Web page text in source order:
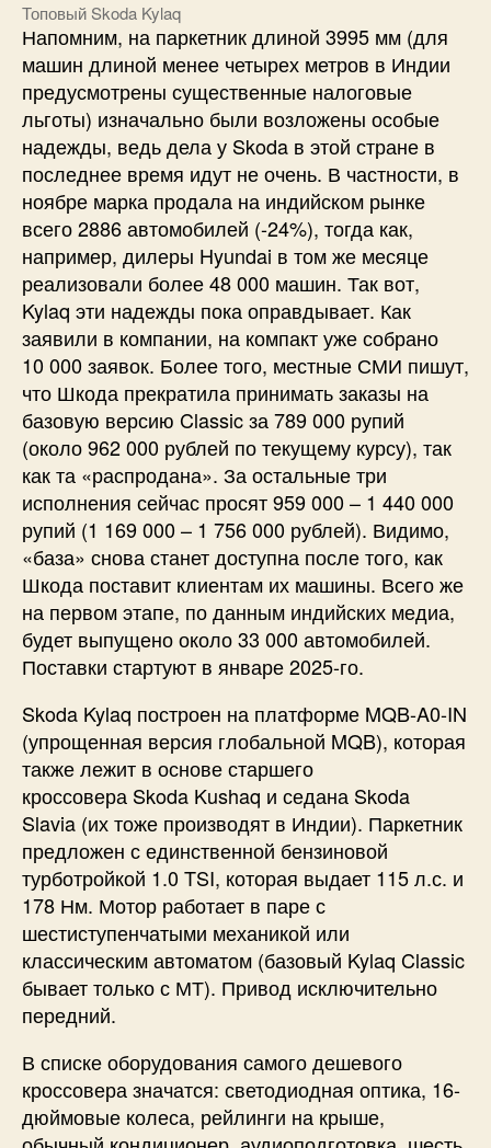
Топовый Skoda Kylaq
Напомним, на паркетник длиной 3995 мм (для
машин длиной менее четырех метров в Индии
предусмотрены существенные налоговые
льготы) изначально были возложены особые
надежды, ведь дела у Skoda в этой стране в
последнее время идут не очень. В частности, в
ноябре марка продала на индийском рынке
всего 2886 автомобилей (-24%), тогда как,
например, дилеры Hyundai в том же месяце
реализовали более 48 000 машин. Так вот,
Kylaq эти надежды пока оправдывает. Как
заявили в компании, на компакт уже собрано
10 000 заявок. Более того, местные СМИ пишут,
что Шкода прекратила принимать заказы на
базовую версию Classic за 789 000 рупий
(около 962 000 рублей по текущему курсу), так
как та «распродана». За остальные три
исполнения сейчас просят 959 000 – 1 440 000
рупий (1 169 000 – 1 756 000 рублей). Видимо,
«база» снова станет доступна после того, как
Шкода поставит клиентам их машины. Всего же
на первом этапе, по данным индийских медиа,
будет выпущено около 33 000 автомобилей.
Поставки стартуют в январе 2025-го.
Skoda Kylaq построен на платформе MQB-A0-IN
(упрощенная версия глобальной MQB), которая
также лежит в основе старшего
кроссовера Skoda Kushaq и седана Skoda
Slavia (их тоже производят в Индии). Паркетник
предложен с единственной бензиновой
турботройкой 1.0 TSI, которая выдает 115 л.с. и
178 Нм. Мотор работает в паре с
шестиступенчатыми механикой или
классическим автоматом (базовый Kylaq Classic
бывает только с МТ). Привод исключительно
передний.
В списке оборудования самого дешевого
кроссовера значатся: светодиодная оптика, 16-
дюймовые колеса, рейлинги на крыше,